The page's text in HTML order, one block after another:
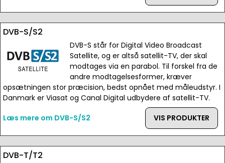
DVB-S/S2
DVB-S står for Digital Video Broadcast
Satellite, og er altså satellit-TV, der skal
modtages via en parabol. Til forskel fra de
andre modtagelsesformer, kræver
opsætningen stor præcision, bedst opnået med måleudstyr. I
Danmark er Viasat og Canal Digital udbydere af satellit-TV.
Læs mere om DVB-S/S2
VIS PRODUKTER
DVB-T/T2